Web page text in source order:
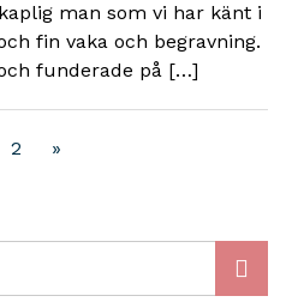
man som vi har känt i
fin vaka och begravning.
funderade på […]
2 »